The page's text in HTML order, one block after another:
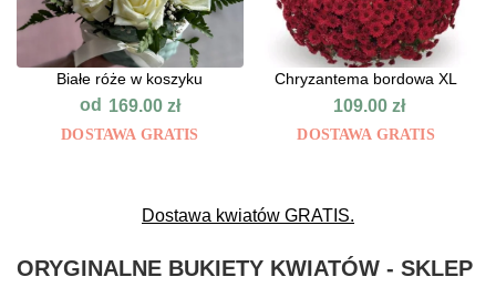
Białe róże w koszyku
od 169.00 zł
DOSTAWA GRATIS
Chryzantema bordowa XL
109.00zł
DOSTAWA GRATIS
Dostawa kwiatów GRATIS.
ORYGINALNE BUKIETY KWIATÓW - SKLEP